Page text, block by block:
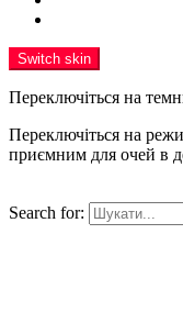
Switch skin
Переключіться на
Переключіться на
приємним для очей в
Search for: